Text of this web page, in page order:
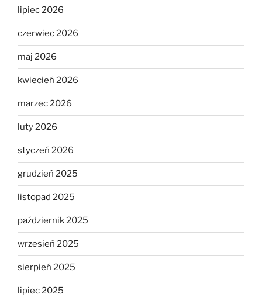
lipiec 2026
czerwiec 2026
maj 2026
kwiecień 2026
marzec 2026
luty 2026
styczeń 2026
grudzień 2025
listopad 2025
październik 2025
wrzesień 2025
sierpień 2025
lipiec 2025